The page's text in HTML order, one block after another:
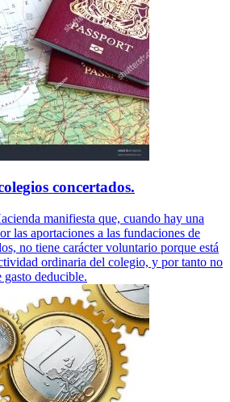
concertados.
manifiesta que, cuando hay una
las aportaciones a las fundaciones de
no tiene carácter voluntario porque está
ordinaria del colegio, y por tanto no
gasto deducible.